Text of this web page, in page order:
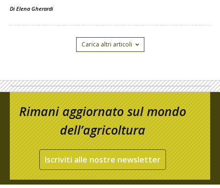
Di Elena Gherardi
Carica altri articoli
Rimani aggiornato sul mondo
dell’agricoltura
Iscriviti alle nostre newsletter